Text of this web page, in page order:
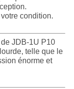
condition.
JDB-1U P10
telle que le
énorme et